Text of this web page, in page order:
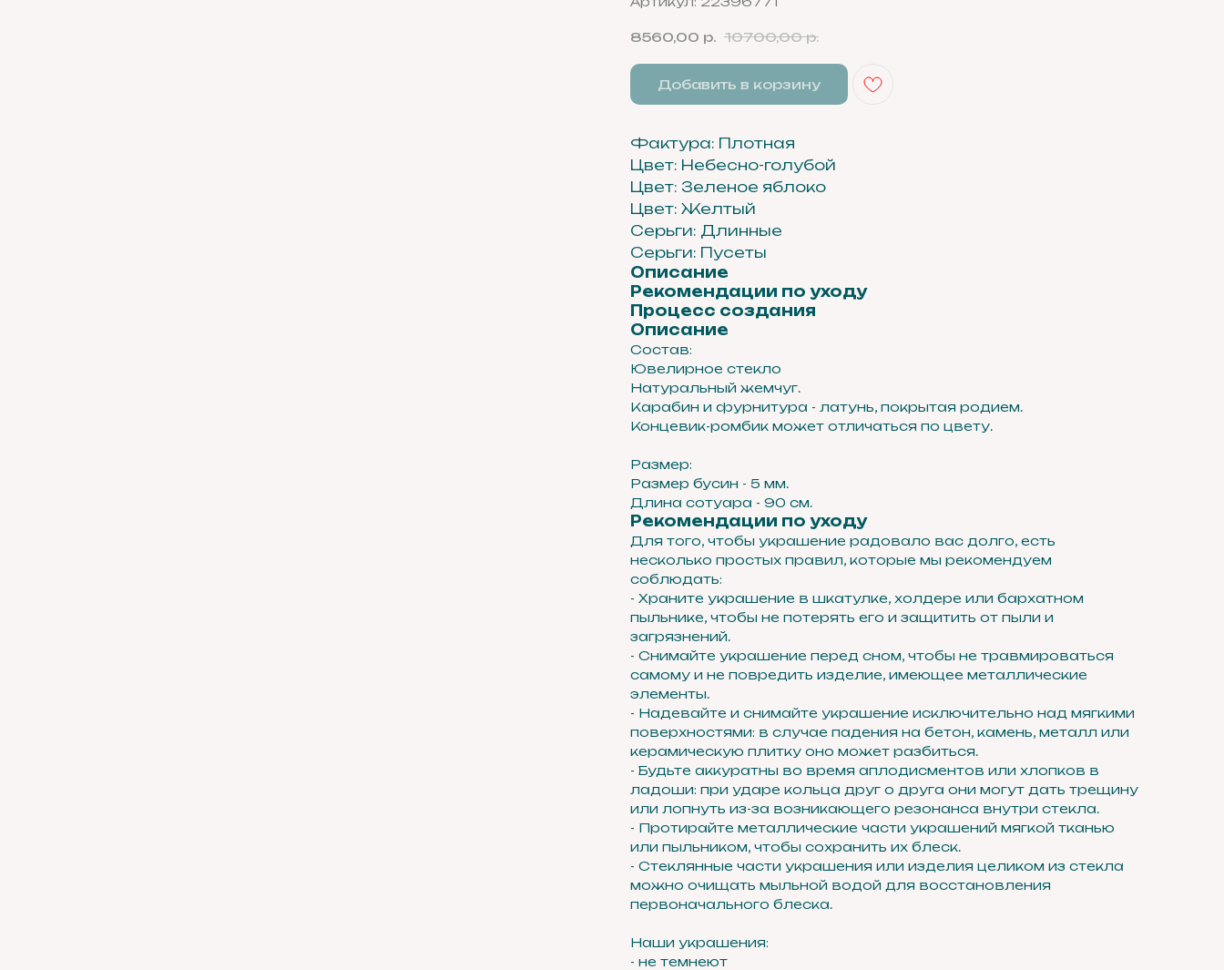
8560,00 р. 10700,00 р.
Добавить в корзину
Фактура: Плотная
Цвет: Небесно-голубой
Цвет: Зеленое яблоко
Цвет: Желтый
Серьги: Длинные
Серьги: Пусеты
Описание
Рекомендации по уходу
Процесс создания
Описание
Состав:
Ювелирное стекло
Натуральный жемчуг.
Карабин и фурнитура - латунь, покрытая родием.
Концевик-ромбик может отличаться по цвету.
Размер:
Размер бусин - 5 мм.
Длина сотуара - 90 см.
Рекомендации по уходу
Для того, чтобы украшение радовало вас долго, есть
несколько простых правил, которые мы рекомендуем
соблюдать:
- Храните украшение в шкатулке, холдере или бархатном
пыльнике, чтобы не потерять его и защитить от пыли и
загрязнений.
- Снимайте украшение перед сном, чтобы не травмироваться
самому и не повредить изделие, имеющее металлические
элементы.
- Надевайте и снимайте украшение исключительно над мягкими
поверхностями: в случае падения на бетон, камень, металл или
керамическую плитку оно может разбиться.
- Будьте аккуратны во время аплодисментов или хлопков в
ладоши: при ударе кольца друг о друга они могут дать трещину
или лопнуть из-за возникающего резонанса внутри стекла.
- Протирайте металлические части украшений мягкой тканью
или пыльником, чтобы сохранить их блеск.
- Стеклянные части украшения или изделия целиком из стекла
можно очищать мыльной водой для восстановления
первоначального блеска.
Наши украшения:
- не темнеют